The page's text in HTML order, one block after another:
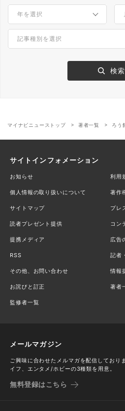
マイナビニューストップ 著者一覧 ろう
サイトインフォメーション
お知らせ 利用
個人情報の取り扱いについて 著作
サイトマップ プレ
読者プレゼント提供 コン
提携メディア 広告
RSS 記者
その他、お問い合わせ 情報
お詫びと訂正 著者
監修者一覧
メールマガジン
ご興味に合わせたメルマガを配信しており
イフ、エンタメ/ホビーの3種類を用意。
無料登録はこちら